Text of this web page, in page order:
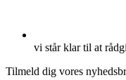
vi står klar til at
Tilmeld dig vores